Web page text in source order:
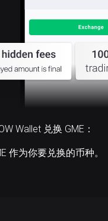
Wallet 兑换 GME：
作为你要兑换的币种。